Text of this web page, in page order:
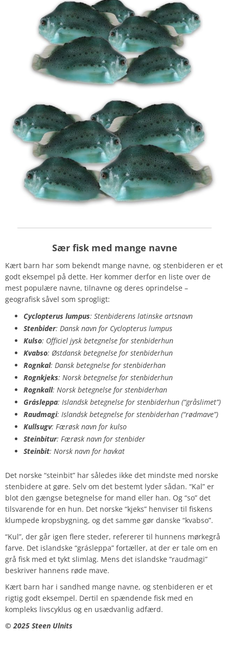
Sær fisk med mange navne
Kært barn har som bekendt mange navne, og stenbideren er et
godt eksempel på dette. Her kommer derfor en liste over de
mest populære navne, tilnavne og deres oprindelse –
geografisk såvel som sprogligt:
Cyclopterus lumpus: Stenbiderens latinske artsnavn
Stenbider: Dansk navn for Cyclopterus lumpus
Kulso: Officiel jysk betegnelse for stenbiderhun
Kvabso: Østdansk betegnelse for stenbiderhun
Rognkal: Dansk betegnelse for stenbiderhan
Rognkjeks: Norsk betegnelse for stenbiderhun
Rognkall: Norsk betegnelse for stenbiderhan
Grásleppa: Islandsk betegnelse for stenbiderhun (“gråslimet”)
Raudmagi: Islandsk betegnelse for stenbiderhan (“rødmave”)
Kullsugv: Færøsk navn for kulso
Steinbitur: Færøsk navn for stenbider
Steinbit: Norsk navn for havkat
Det norske “steinbit” har således ikke det mindste med norske
stenbidere at gøre. Selv om det bestemt lyder sådan. “Kal” er
blot den gængse betegnelse for mand eller han. Og “so” det
tilsvarende for en hun. Det norske “kjeks” henviser til fiskens
klumpede kropsbygning, og det samme gør danske “kvabso”.
“Kul”, der går igen flere steder, refererer til hunnens mørkegrå
farve. Det islandske “grásleppa” fortæller, at der er tale om en
grå fisk med et tykt slimlag. Mens det islandske “raudmagi”
beskriver hannens røde mave.
Kært barn har i sandhed mange navne, og stenbideren er et
rigtig godt eksempel. Dertil en spændende fisk med en
kompleks livscyklus og en usædvanlig adfærd.
©️ 2025 Steen Ulnits